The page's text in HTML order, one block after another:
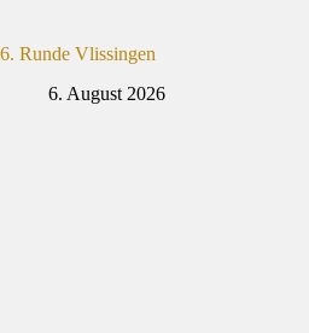
6. Runde Vlissingen
6. August 2026